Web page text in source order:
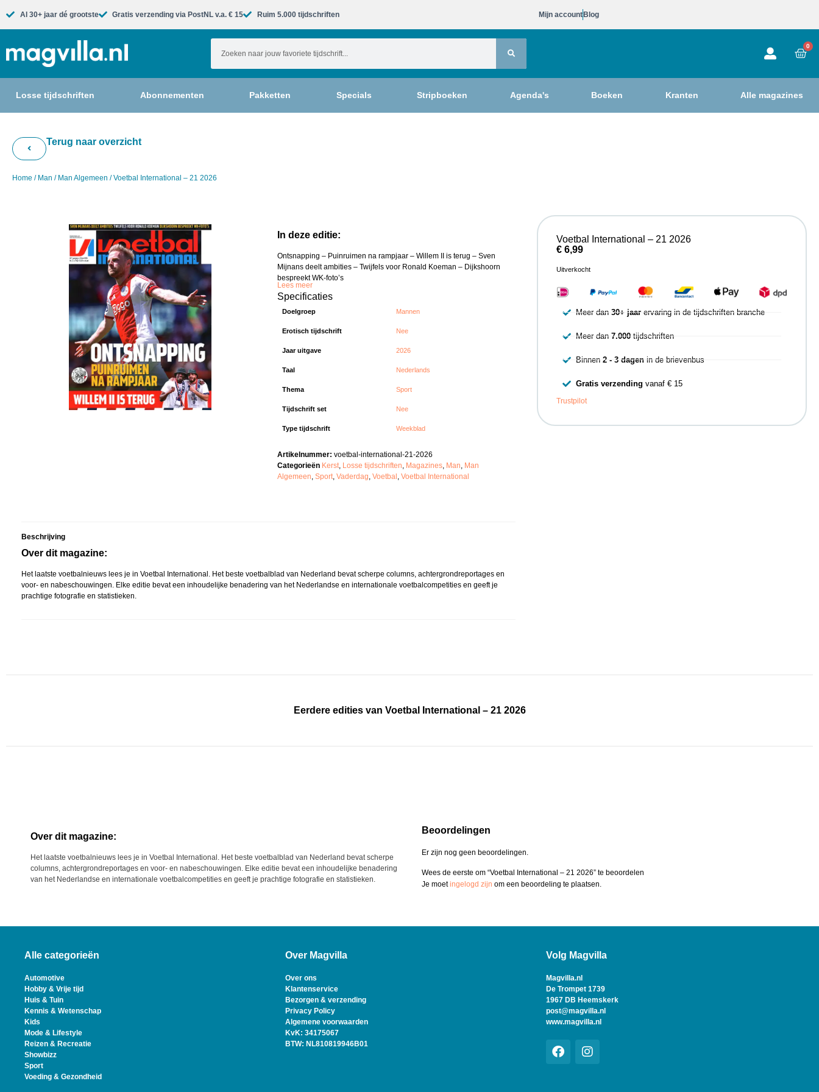
Al 30+ jaar dé grootste​ Gratis verzending via PostNL v.a. € 15 Ruim 5.000 tijdschriften​ Mijn account Blog
0
Losse tijdschriften Abonnementen Pakketten Specials Stripboeken Agenda's Boeken Kranten Alle magazines
Terug naar overzicht
Home / Man / Man Algemeen / Voetbal International – 21 2026
In deze editie:
Ontsnapping – Puinruimen na rampjaar – Willem II is terug – Sven
Mijnans deelt ambities – Twijfels voor Ronald Koeman – Dijkshoorn
bespreekt WK-foto’s
Lees meer
Specificaties
Doelgroep Mannen
Erotisch tijdschrift Nee
Jaar uitgave 2026
Taal Nederlands
Thema Sport
Tijdschrift set Nee
Type tijdschrift Weekblad
Artikelnummer:voetbal-international-21-2026
Categorieën Kerst, Losse tijdschriften, Magazines, Man, Man
Algemeen,Sport,Vaderdag,Voetbal,Voetbal International
Beschrijving
Over dit magazine:
Het laatste voetbalnieuws lees je in Voetbal International. Het beste voetbalblad van Nederland bevat scherpe columns, achtergrondreportages en
voor- en nabeschouwingen. Elke editie bevat een inhoudelijke benadering van het Nederlandse en internationale voetbalcompetities en geeft je
prachtige fotografie en statistieken.
Voetbal International – 21 2026
€6,99
Uitverkocht
Meer dan30+ jaar ervaring in de tijdschriften branche
Meer dan7.000 tijdschriften
Binnen2 - 3 dagen in de brievenbus
Gratis verzending vanaf € 15
Trustpilot
Eerdere edities van Voetbal International – 21 2026
Over dit magazine:
Het laatste voetbalnieuws lees je in Voetbal International. Het beste voetbalblad van Nederland bevat scherpe
columns, achtergrondreportages en voor- en nabeschouwingen. Elke editie bevat een inhoudelijke benadering
van het Nederlandse en internationale voetbalcompetities en geeft je prachtige fotografie en statistieken.
Beoordelingen
Er zijn nog geen beoordelingen.
Wees de eerste om “Voetbal International – 21 2026” te beoordelen
Je moetingelogd zijn om een beoordeling te plaatsen.
Alle categorieën
Automotive
Hobby & Vrije tijd
Huis & Tuin
Kennis & Wetenschap
Kids
Mode & Lifestyle
Reizen & Recreatie
Showbizz
Sport
Voeding & Gezondheid
Over Magvilla
Over ons
Klantenservice
Bezorgen & verzending
Privacy Policy
Algemene voorwaarden
KvK: 34175067
BTW: NL810819946B01
Volg Magvilla
Magvilla.nl
De Trompet 1739
1967 DB Heemskerk
post@magvilla.nl
www.magvilla.nl